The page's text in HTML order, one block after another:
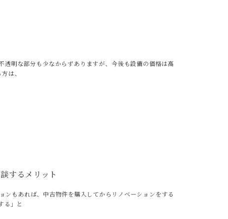
明な部分も少なからずありますが、今後も設備の価格は高
は、
するメリット
もあれば、中古物件を購入してからリノベーションをする
る」と